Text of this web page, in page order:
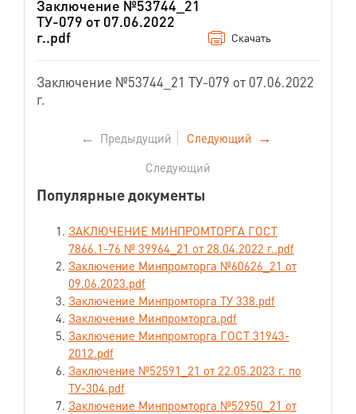
Заключение №53744_21
ТУ-079 от 07.06.2022
г..pdf
Скачать
Заключение №53744_21 ТУ-079 от 07.06.2022
г.
← Предыдущий Следующий →
Следующий
Популярные документы
ЗАКЛЮЧЕНИЕ МИНПРОМТОРГА ГОСТ
7866.1-76 № 39964_21 от 28.04.2022 г..pdf
Заключение Минпромторга №60626_21 от
09.06.2023.pdf
Заключение Минпромторга ТУ 338.pdf
Заключение Минпромторга.pdf
Заключение Минпромторга ГОСТ 31943-
2012.pdf
Заключение №52591_21 от 22.05.2023 г. по
ТУ-304.pdf
Заключение Минпромторга №52950_21 от